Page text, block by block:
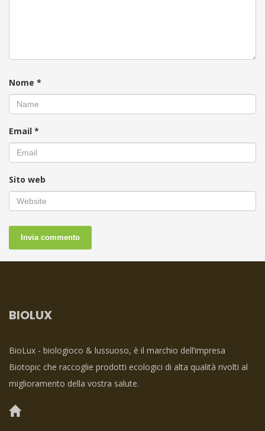
Nome *
Email *
Sito web
BIOLUX
BioLux - biologioco & lussuoso, è il marchio dell’impresa
Biotopic che raccoglie prodotti ecologici di alta qualità rivolti al
miglioramento della vostra salute.